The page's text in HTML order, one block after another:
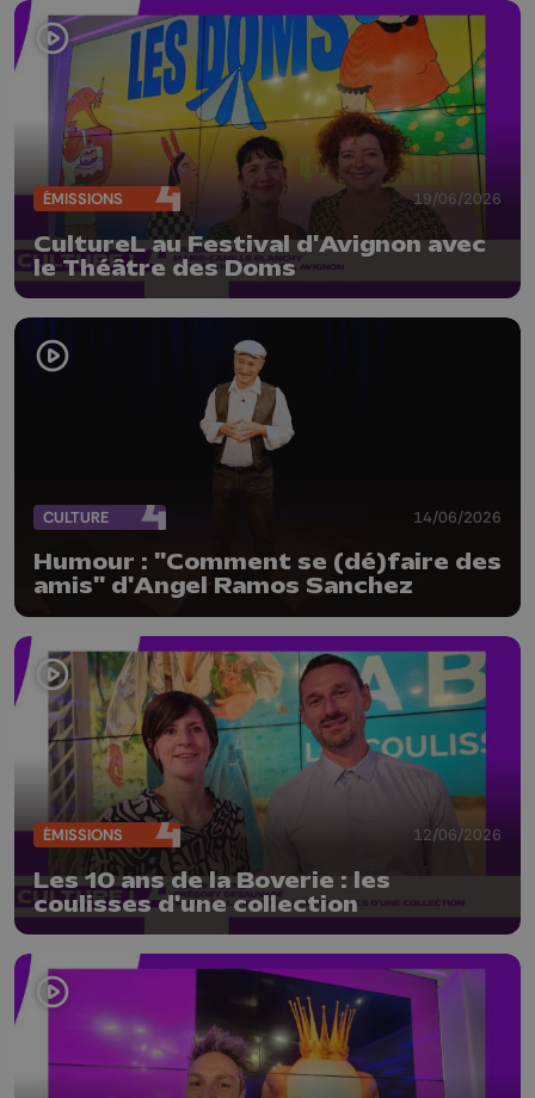
ÉMISSIONS 19/06/2026
CultureL au Festival d'Avignon avec
le Théâtre des Doms
CULTURE 14/06/2026
Humour : "Comment se (dé)faire des
amis" d'Angel Ramos Sanchez
ÉMISSIONS 12/06/2026
Les 10 ans de la Boverie : les
coulisses d'une collection